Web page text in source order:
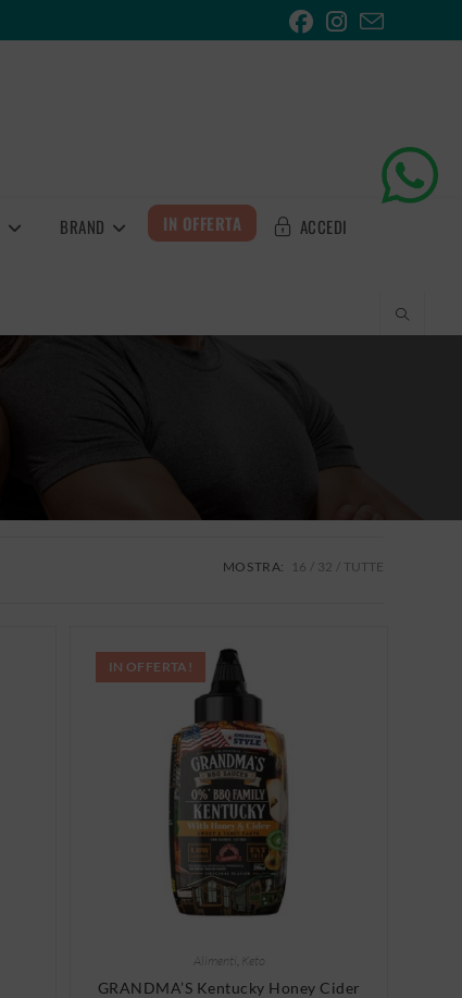
BRAND IN OFFERTA ACCEDI
MOSTRA: 16 32 TUTTE
IN OFFERTA!
Alimenti Keto
GRANDMA’S Kentucky Honey Cider